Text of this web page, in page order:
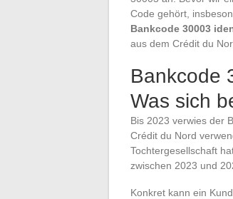
Code gehört,
Bankcode 30003
aus dem Crédit du
Bankcode
Was sich
Bis 2023 verwies der
Crédit du Nord
Tochtergesellschaft
zwischen 2023 und
Konkret kann ein